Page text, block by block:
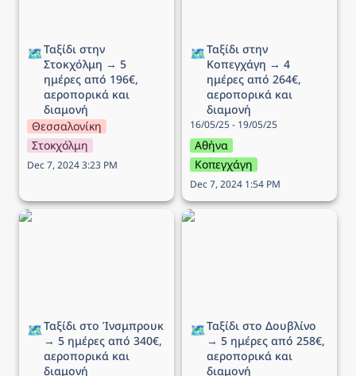
🗺️Ταξίδι στην
Στοκχόλμη → 5
ημέρες από 196€,
αεροπορικά και
διαμονή
Θεσσαλονίκη
Στοκχόλμη
Dec 7, 2024 3:23 PM
🗺️Ταξίδι στην
Κοπεγχάγη → 4
ημέρες από 264€,
αεροπορικά και
διαμονή
16/05/25 - 19/05/25
Αθήνα
Κοπεγχάγη
Dec 7, 2024 1:54 PM
Ταξίδι στo Ίνσμπρουκ →
🗺️Ταξίδι στo Ίνσμπρουκ
→ 5 ημέρες από 340€,
αεροπορικά και
διαμονή
Ταξίδι στο Δουβλίνο → 5
🗺️Ταξίδι στο Δουβλίνο
→ 5 ημέρες από 258€,
αεροπορικά και
διαμονή